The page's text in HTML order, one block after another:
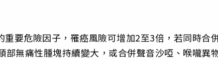
要危險因子，罹癌風險可增加2至3倍，若同時合
無痛性腫塊持續變大，或合併聲音沙啞、喉嚨異